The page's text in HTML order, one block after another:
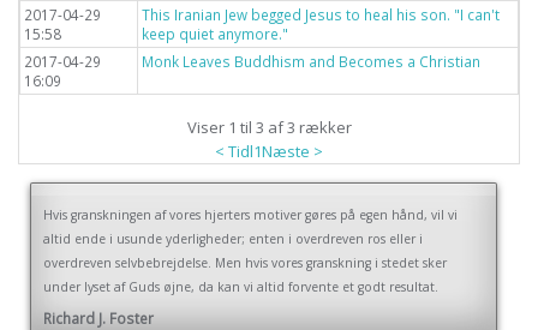
2017-04-29
15:58
This Iranian Jew begged Jesus to heal his son. "I can't
keep quiet anymore."
2017-04-29
16:09
Monk Leaves Buddhism and Becomes a Christian
Viser 1 til 3 af 3 rækker
< Tidl1Næste >
Hvis granskningen af vores hjerters motiver gøres på egen hånd, vil vi
altid ende i usunde yderligheder; enten i overdreven ros eller i
overdreven selvbebrejdelse. Men hvis vores granskning i stedet sker
under lyset af Guds øjne, da kan vi altid forvente et godt resultat.
Richard J. Foster